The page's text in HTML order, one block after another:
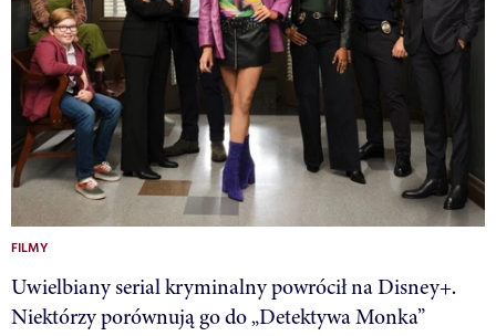
FILMY
Uwielbiany serial kryminalny powrócił na Disney+.
Niektórzy porównują go do „Detektywa Monka”